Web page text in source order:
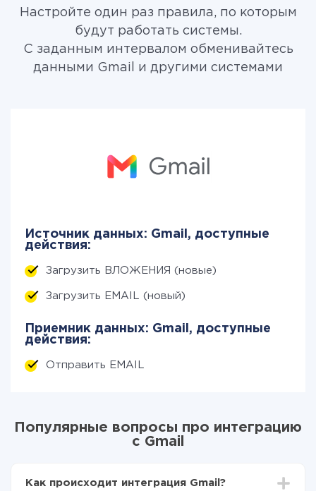
Настройте один раз правила, по которым
будут работать системы.
С заданным интервалом обменивайтесь
данными Gmail и другими системами
Источник данных: Gmail, доступные
действия:
Загрузить ВЛОЖЕНИЯ (новые)
Загрузить EMAIL (новый)
Приемник данных: Gmail, доступные
действия:
Отправить EMAIL
Популярные вопросы про интеграцию
с Gmail
Как происходит интеграция Gmail?